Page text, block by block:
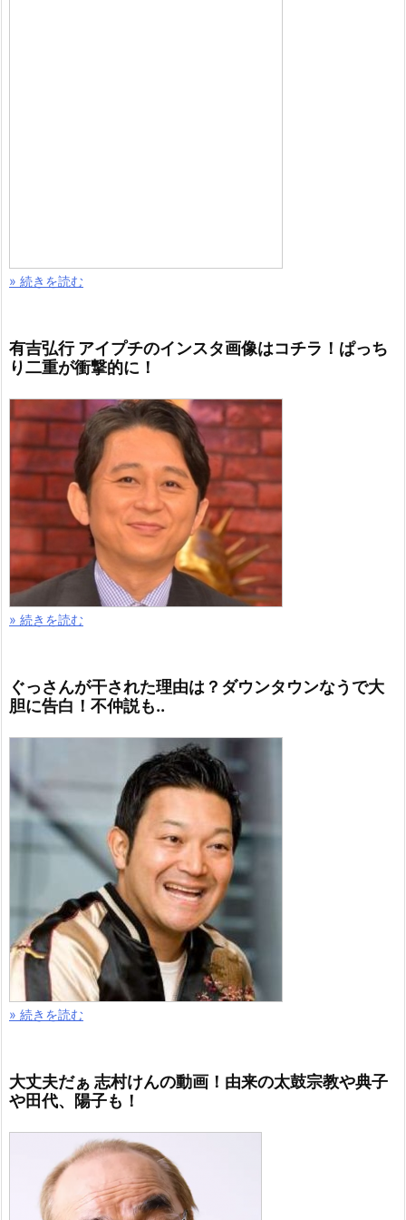
» 続きを読む
有吉弘行 アイプチのインスタ画像はコチラ！ぱっち
り二重が衝撃的に！
» 続きを読む
ぐっさんが干された理由は？ダウンタウンなうで大
胆に告白！不仲説も..
» 続きを読む
大丈夫だぁ 志村けんの動画！由来の太鼓宗教や典子
や田代、陽子も！